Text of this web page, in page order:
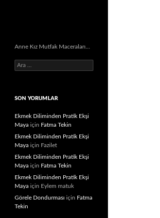
Anne Kız Mutfak Maceraları…
Arama:
SON YORUMLAR
Ekmek Diliminden Pratik Ekşi
Maya için Fatma Tekin
Ekmek Diliminden Pratik Ekşi
Maya için Fazilet
Ekmek Diliminden Pratik Ekşi
Maya için Fatma Tekin
Ekmek Diliminden Pratik Ekşi
Maya için Eylem matuk
Görele Dondurması için Fatma
Tekin